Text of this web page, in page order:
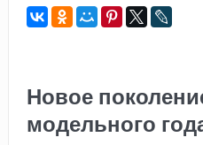
Новое
модельного